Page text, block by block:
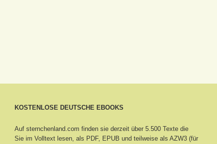
KOSTENLOSE DEUTSCHE EBOOKS
Auf sternchenland.com finden sie derzeit über 5.500 Texte die
Sie im Volltext lesen, als PDF, EPUB und teilweise als AZW3 (für